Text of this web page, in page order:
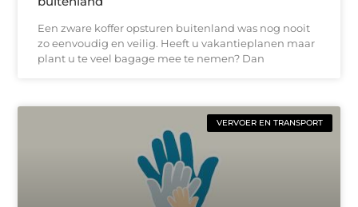
Een zware koffer opsturen buitenland was nog nooit
zo eenvoudig en veilig. Heeft u vakantieplanen maar
plant u te veel bagage mee te nemen? Dan
VERVOER EN TRANSPORT